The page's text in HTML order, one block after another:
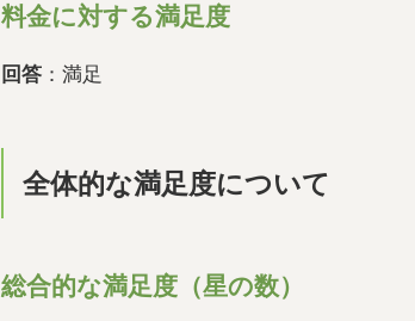
料金に対する満足度
回答：満足
全体的な満足度について
総合的な満足度（星の数）